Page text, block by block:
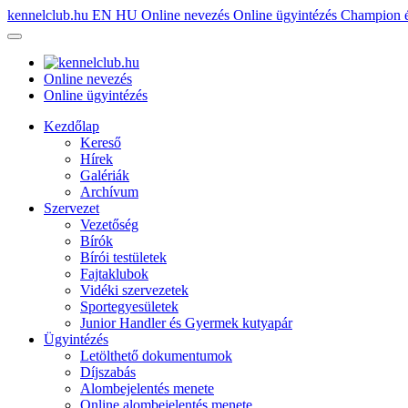
kennelclub.hu EN HU Online nevezés Online ügyintézés Champion
Online nevezés
Online ügyintézés
Kezdőlap
Kereső
Hírek
Galériák
Archívum
Szervezet
Vezetőség
Bírók
Bírói testületek
Fajtaklubok
Vidéki szervezetek
Sportegyesületek
Junior Handler és Gyermek kutyapár
Ügyintézés
Letölthető dokumentumok
Díjszabás
Alombejelentés menete
Online alombejelentés menete